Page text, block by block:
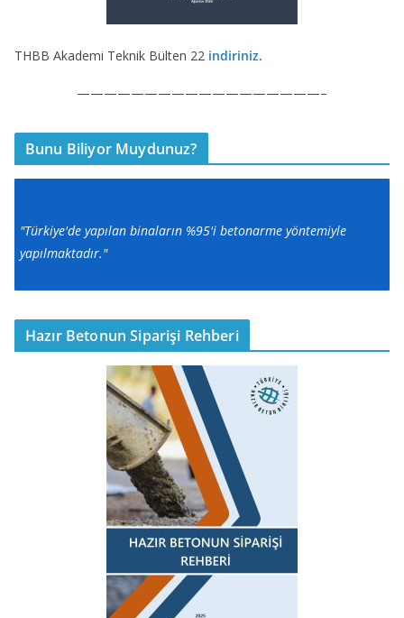
THBB Akademi Teknik Bülten 22 indiriniz.
——————————————————–
Bunu Biliyor Muydunuz?
"Türkiye'de yapılan binaların %95'i betonarme yöntemiyle
yapılmaktadır."
Hazır Betonun Siparişi Rehberi